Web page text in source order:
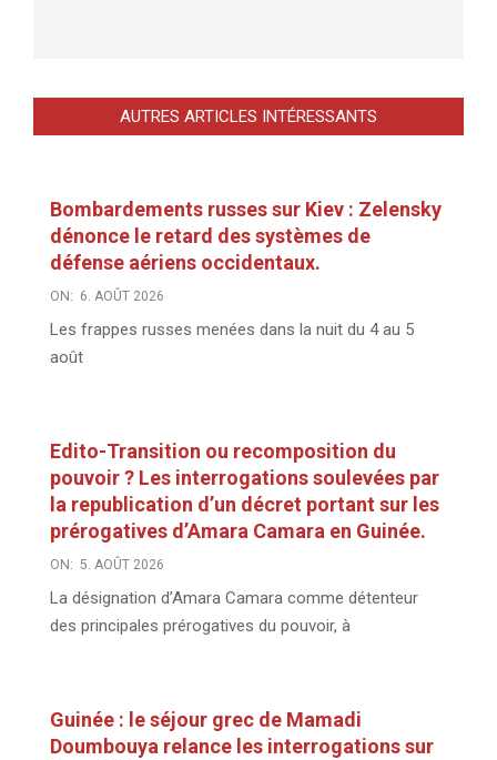
AUTRES ARTICLES INTÉRESSANTS
Bombardements russes sur Kiev : Zelensky
dénonce le retard des systèmes de
défense aériens occidentaux.
ON: 6. AOÛT 2026
Les frappes russes menées dans la nuit du 4 au 5
août
Edito-Transition ou recomposition du
pouvoir ? Les interrogations soulevées par
la republication d’un décret portant sur les
prérogatives d’Amara Camara en Guinée.
ON: 5. AOÛT 2026
La désignation d’Amara Camara comme détenteur
des principales prérogatives du pouvoir, à
Guinée : le séjour grec de Mamadi
Doumbouya relance les interrogations sur